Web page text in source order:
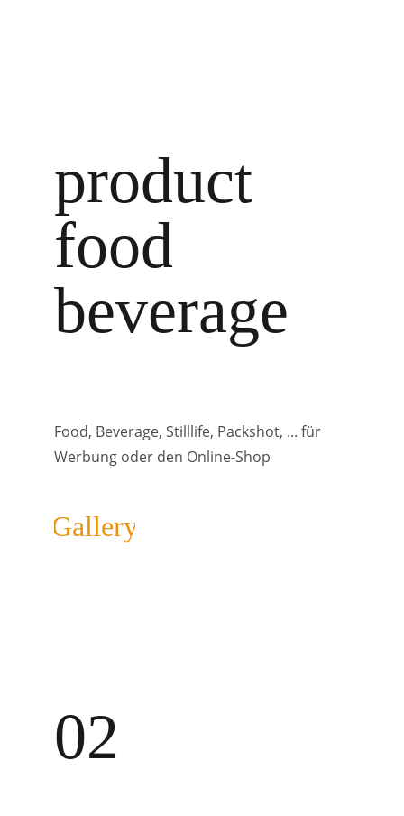
product
food
beverage
Food, Beverage, Stilllife, Packshot, ... für
Werbung oder den Online-Shop
Gallery
02